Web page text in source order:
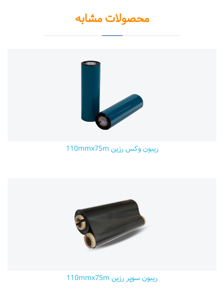
محصولات مشابه
ریبون وکس رزین 110mmx75m
ریبون سوپر رزین 110mmx75m